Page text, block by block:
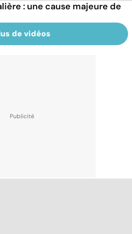
: une cause majeure de
de vidéos